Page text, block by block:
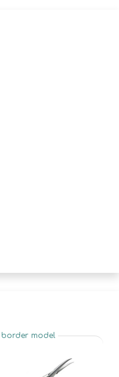
border model